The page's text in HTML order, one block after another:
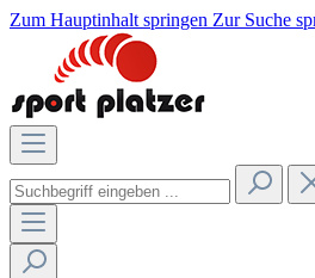
Zum Hauptinhalt springen Zur Suche